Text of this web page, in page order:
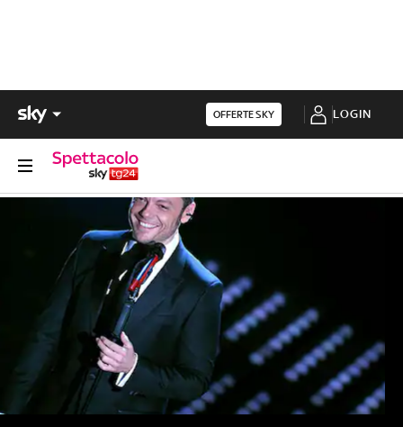
OFFERTE SKY LOGIN